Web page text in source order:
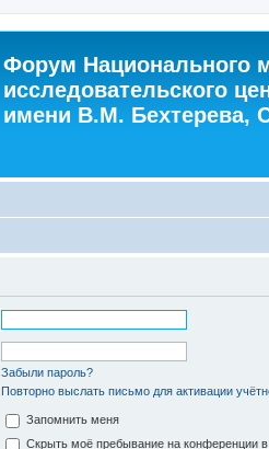
Форум Национального
исследовательского
имени В.М. Бехтерева,
Забыли пароль?
Повторно выслать письмо для активации
Запомнить меня
Скрыть моё пребывание на конференции в